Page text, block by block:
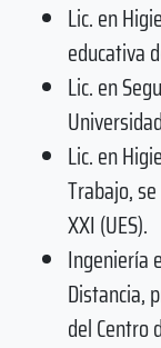
Lic. en
educativa
Lic. en
Lic. en
Trabajo,
XXI (UES).
Ingeniería
Distancia,
del Centro